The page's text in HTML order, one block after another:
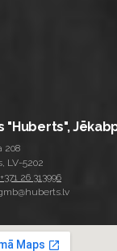
"Huberts",
208
LV-5202
+371 26 313996